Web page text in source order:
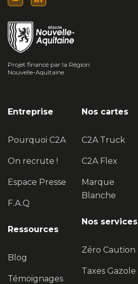
Projet financé par la Région
Nouvelle-Aquitaine
Entreprise
Pourquoi C2A
On recrute !
Espace Presse
F.A.Q
Ressources
Blog
Témoignages
Nos cartes
C2A Truck
C2A Flex
Marque
Blanche
Nos services
Zéro Caution
Taxes Gazole